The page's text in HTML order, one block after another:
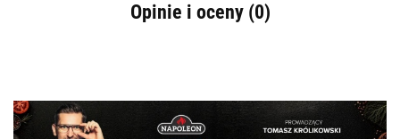
Opinie i oceny (0)